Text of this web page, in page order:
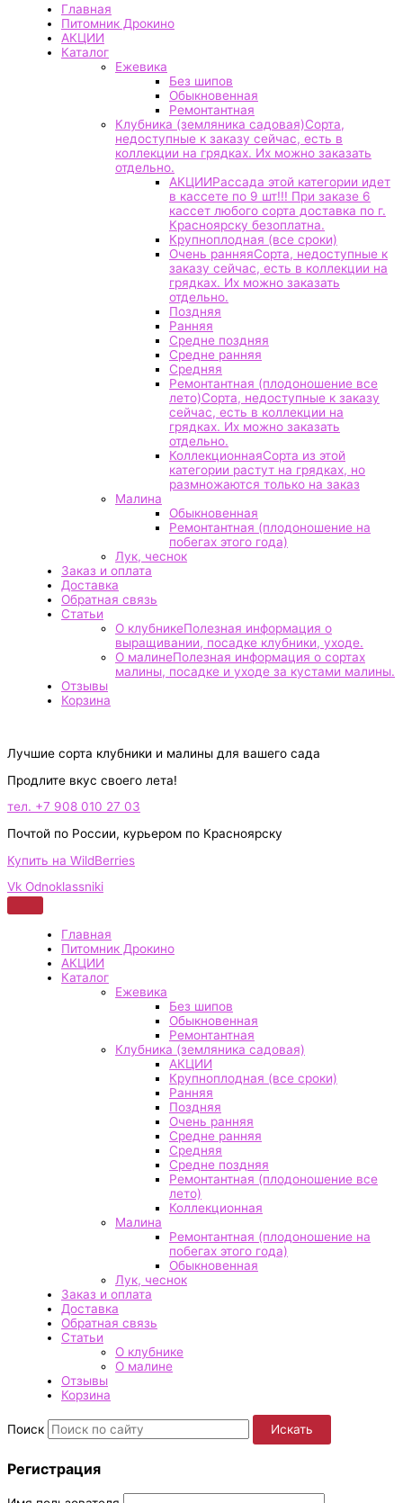
Главная
Питомник Дрокино
АКЦИИ
Каталог
Ежевика
Без шипов
Обыкновенная
Ремонтантная
Клубника (земляника садовая)Сорта,
недоступные к заказу сейчас, есть в
коллекции на грядках. Их можно заказать
отдельно.
АКЦИИРассада этой категории идет
в кассете по 9 шт!!! При заказе 6
кассет любого сорта доставка по г.
Красноярску безоплатна.
Крупноплодная (все сроки)
Очень ранняяСорта, недоступные к
заказу сейчас, есть в коллекции на
грядках. Их можно заказать
отдельно.
Поздняя
Ранняя
Средне поздняя
Средне ранняя
Средняя
Ремонтантная (плодоношение все
лето)Сорта, недоступные к заказу
сейчас, есть в коллекции на
грядках. Их можно заказать
отдельно.
КоллекционнаяСорта из этой
категории растут на грядках, но
размножаются только на заказ
Малина
Обыкновенная
Ремонтантная (плодоношение на
побегах этого года)
Лук, чеснок
Заказ и оплата
Доставка
Обратная связь
Статьи
О клубникеПолезная информация о
выращивании, посадке клубники, уходе.
О малинеПолезная информация о сортах
малины, посадке и уходе за кустами малины.
Отзывы
Корзина
Лучшие сорта клубники и малины для вашего сада
Продлите вкус своего лета!
тел. +7 908 010 27 03
Почтой по России, курьером по Красноярску
Купить на WildBerries
Vk Odnoklassniki
Главная
Питомник Дрокино
АКЦИИ
Каталог
Ежевика
Без шипов
Обыкновенная
Ремонтантная
Клубника (земляника садовая)
АКЦИИ
Крупноплодная (все сроки)
Ранняя
Поздняя
Очень ранняя
Средне ранняя
Средняя
Средне поздняя
Ремонтантная (плодоношение все
лето)
Коллекционная
Малина
Ремонтантная (плодоношение на
побегах этого года)
Обыкновенная
Лук, чеснок
Заказ и оплата
Доставка
Обратная связь
Статьи
О клубнике
О малине
Отзывы
Корзина
Поиск Искать
Регистрация